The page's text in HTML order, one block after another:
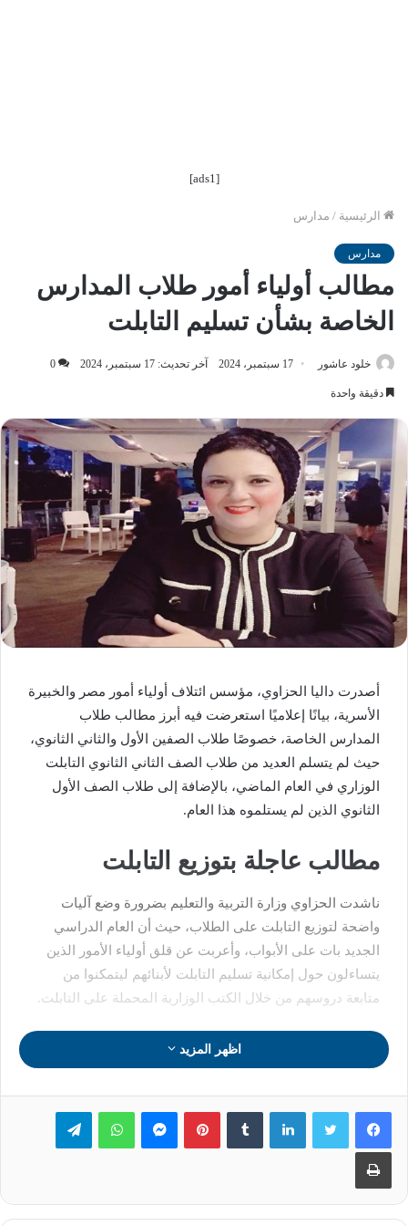
[ads1]
الرئيسية / مدارس
مدارس
مطالب أولياء أمور طلاب المدارس
الخاصة بشأن تسليم التابلت
خلود عاشور 17 سبتمبر، 2024 آخر تحديث: 17 سبتمبر، 2024 0
دقيقة واحدة
أصدرت داليا الحزاوي، مؤسس ائتلاف أولياء أمور مصر والخبيرة
الأسرية، بيانًا إعلاميًا استعرضت فيه أبرز مطالب طلاب
المدارس الخاصة، خصوصًا طلاب الصفين الأول والثاني الثانوي،
حيث لم يتسلم العديد من طلاب الصف الثاني الثانوي التابلت
الوزاري في العام الماضي، بالإضافة إلى طلاب الصف الأول
الثانوي الذين لم يستلموه هذا العام.
مطالب عاجلة بتوزيع التابلت
ناشدت الحزاوي وزارة التربية والتعليم بضرورة وضع آليات
واضحة لتوزيع التابلت على الطلاب، حيث أن العام الدراسي
الجديد بات على الأبواب، وأعربت عن قلق أولياء الأمور الذين
يتساءلون حول إمكانية تسليم التابلت لأبنائهم ليتمكنوا من
متابعة دروسهم من خلال الكتب الوزارية المحملة على التابلت.
وأشارت الحزاوي إلى أهمية التابلت في ظل تعديل المناهج،
مؤكدة أن الطلاب يحتاجون إليه بشكل ضروري وحيوي لمواكبة
اظهر المزيد
لينكدإن بينتيريستماسنجر واتساب تيلقرام
طباعة